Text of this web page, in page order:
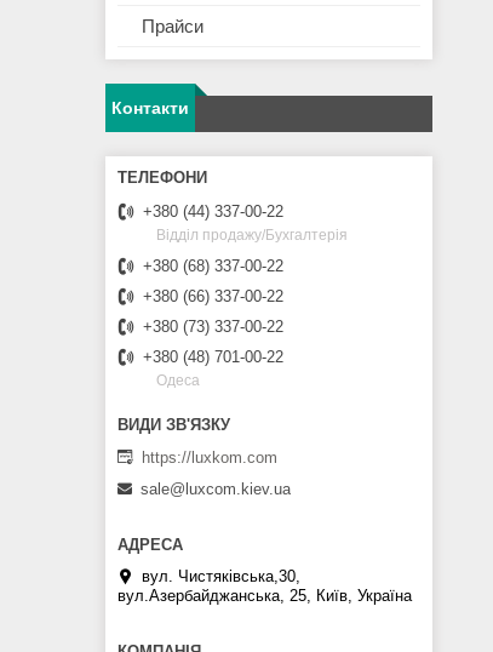
Прайси
Контакти
+380 (44) 337-00-22
Відділ продажу/Бухгалтерія
+380 (68) 337-00-22
+380 (66) 337-00-22
+380 (73) 337-00-22
+380 (48) 701-00-22
Одеса
https://luxkom.com
sale@luxcom.kiev.ua
вул. Чистяківська,30,
вул.Азербайджанська, 25, Київ, Україна